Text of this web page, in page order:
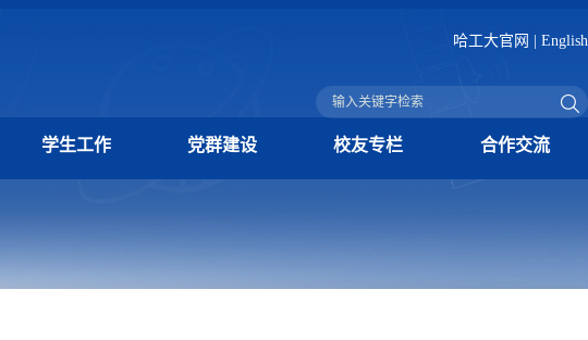
哈工大官网 English
学生工作 党群建设 校友专栏 合作交流